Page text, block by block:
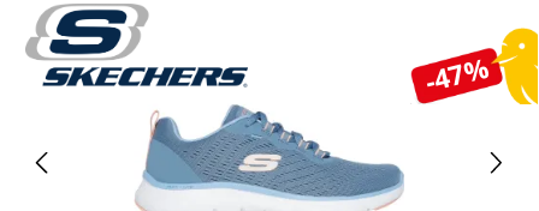
-47%
Bildergalerie überspringen